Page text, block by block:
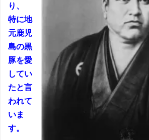
り、
特に地
元鹿児
島の黒
豚を愛
してい
たと言
われて
いま
す。